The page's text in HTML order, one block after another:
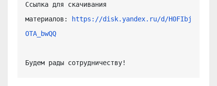
Ссылка для скачивания
материалов:
https://disk.yandex.ru/d/H0FIbj
OTA_bwQQ
Будем рады сотрудничеству!